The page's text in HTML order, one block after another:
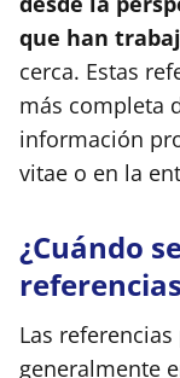
que han
cerca. Estas
más completa
información
vitae o en la
¿Cuándo
Las
generalmente